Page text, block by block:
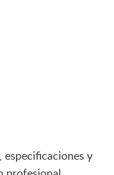
especificaciones y